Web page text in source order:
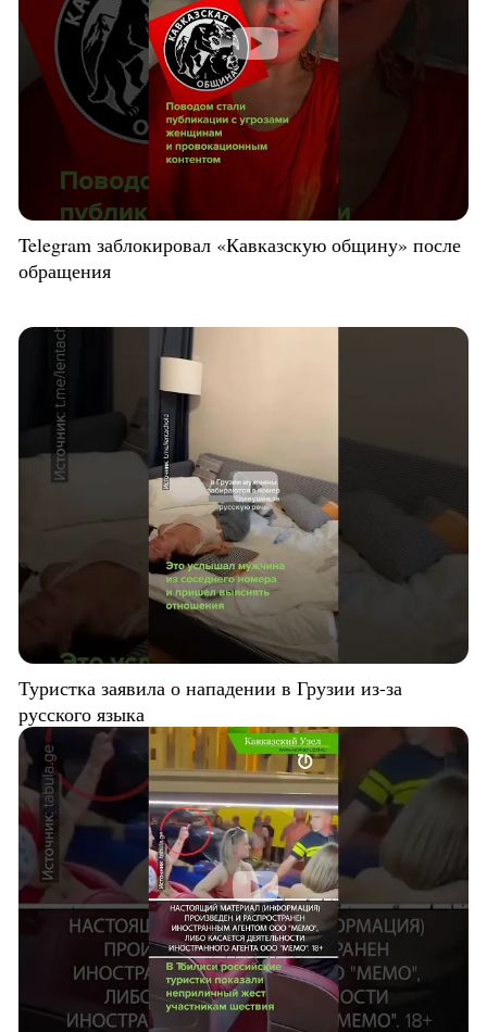
Telegram заблокировал «Кавказскую общину» после
обращения
Туристка заявила о нападении в Грузии из-за
русского языка